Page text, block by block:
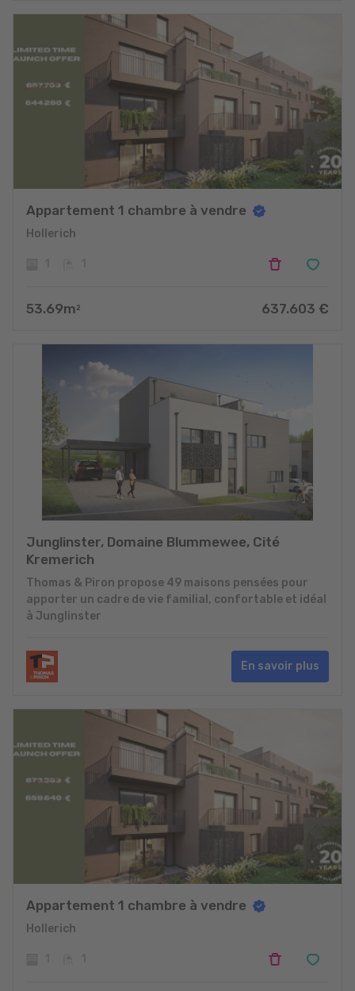
Appartement 1 chambre à vendre
Hollerich
53.69m 2 637.603 €
Junglinster, Domaine Blummewee, Cité
Kremerich
Thomas & Piron propose 49 maisons pensées pour
apporter un cadre de vie familial, confortable et idéal
à Junglinster
En savoir plus
Appartement 1 chambre à vendre
Hollerich